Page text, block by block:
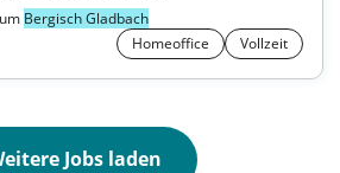
Bergisch Gladbach
Homeoffice
Vollzeit
Jobs laden